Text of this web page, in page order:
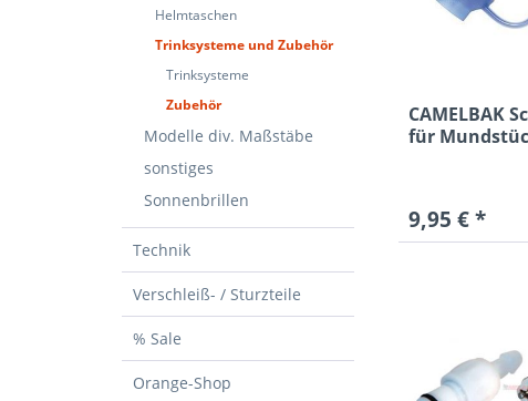
Helmtaschen
Trinksysteme und Zubehör
Trinksysteme
Zubehör
Modelle div. Maßstäbe
sonstiges
Sonnenbrillen
Technik
Verschleiß- / Sturzteile
% Sale
Orange-Shop
CAMELBAK
für
9,95 € *